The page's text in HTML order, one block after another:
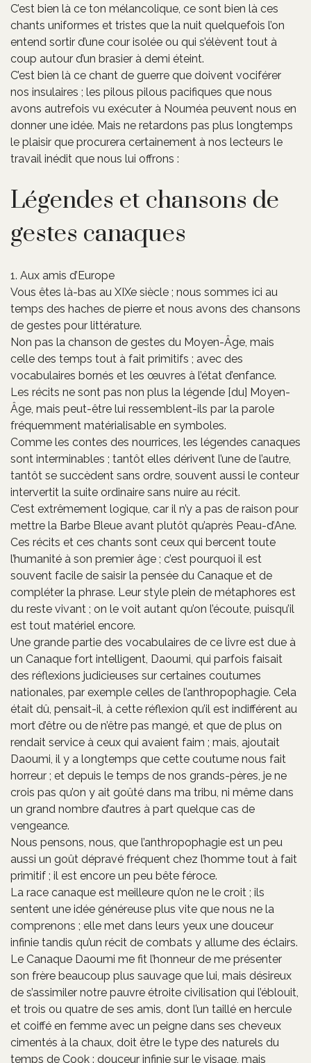
C’est bien là ce ton mélancolique, ce sont bien là ces
chants uniformes et tristes que la nuit quelquefois l’on
entend sortir d’une cour isolée ou qui s’élèvent tout à
coup autour d’un brasier à demi éteint.
C’est bien là ce chant de guerre que doivent vociférer
nos insulaires ; les pilous pilous pacifiques que nous
avons autrefois vu exécuter à Nouméa peuvent nous en
donner une idée. Mais ne retardons pas plus longtemps
le plaisir que procurera certainement à nos lecteurs le
travail inédit que nous lui offrons :
Légendes et chansons de
gestes canaques
1. Aux amis d’Europe
Vous êtes là-bas au XIXe siècle ; nous sommes ici au
temps des haches de pierre et nous avons des chansons
de gestes pour littérature.
Non pas la chanson de gestes du Moyen-Âge, mais
celle des temps tout à fait primitifs ; avec des
vocabulaires bornés et les œuvres à l’état d’enfance.
Les récits ne sont pas non plus la légende [du] Moyen-
Âge, mais peut-être lui ressemblent-ils par la parole
fréquemment matérialisable en symboles.
Comme les contes des nourrices, les légendes canaques
sont interminables ; tantôt elles dérivent l’une de l’autre,
tantôt se succèdent sans ordre, souvent aussi le conteur
intervertit la suite ordinaire sans nuire au récit.
C’est extrêmement logique, car il n’y a pas de raison pour
mettre la Barbe Bleue avant plutôt qu’après Peau-d’Ane.
Ces récits et ces chants sont ceux qui bercent toute
l’humanité à son premier âge ; c’est pourquoi il est
souvent facile de saisir la pensée du Canaque et de
compléter la phrase. Leur style plein de métaphores est
du reste vivant ; on le voit autant qu’on l’écoute, puisqu’il
est tout matériel encore.
Une grande partie des vocabulaires de ce livre est due à
un Canaque fort intelligent, Daoumi, qui parfois faisait
des réflexions judicieuses sur certaines coutumes
nationales, par exemple celles de l’anthropophagie. Cela
était dû, pensait-il, à cette réflexion qu’il est indifférent au
mort d’être ou de n’être pas mangé, et que de plus on
rendait service à ceux qui avaient faim ; mais, ajoutait
Daoumi, il y a longtemps que cette coutume nous fait
horreur ; et depuis le temps de nos grands-pères, je ne
crois pas qu’on y ait goûté dans ma tribu, ni même dans
un grand nombre d’autres à part quelque cas de
vengeance.
Nous pensons, nous, que l’anthropophagie est un peu
aussi un goût dépravé fréquent chez l’homme tout à fait
primitif ; il est encore un peu bête féroce.
La race canaque est meilleure qu’on ne le croit ; ils
sentent une idée généreuse plus vite que nous ne la
comprenons ; elle met dans leurs yeux une douceur
infinie tandis qu’un récit de combats y allume des éclairs.
Le Canaque Daoumi me fit l’honneur de me présenter
son frère beaucoup plus sauvage que lui, mais désireux
de s’assimiler notre pauvre étroite civilisation qui l’éblouit,
et trois ou quatre de ses amis, dont l’un taillé en hercule
et coiffé en femme avec un peigne dans ses cheveux
cimentés à la chaux, doit être le type des naturels du
temps de Cook : douceur infinie sur le visage, mais